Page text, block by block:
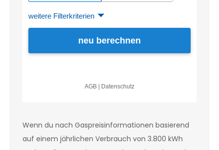
Wenn du nach Gaspreisinformationen basierend
auf einem jährlichen Verbrauch von 3.800 kWh